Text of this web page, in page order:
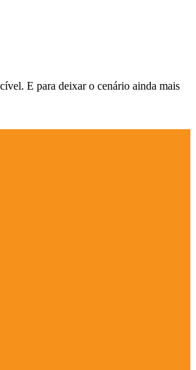
E para deixar o cenário ainda mais